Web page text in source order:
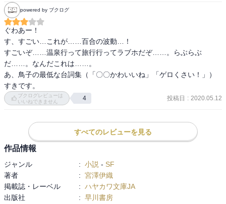
カルトの施設である牧場を残しておくのは危険であると判断し、DS
研は民間軍事会社と空魚と鳥子と共に後始末に向かう。そこにはま
だ残党がいた。
「隣の部屋のパンドラ」
空魚は自分の部屋に帰った時に鉢合わせた隣人に異変を感じる。隣
室はどこか普通ではなく裏世界からの干渉を受け、鳥子と共に乗り
込む。
「招きの湯」
い鳥子は戸惑いながらも過ごすが、夜中に空魚と共に恐怖を経験す
裏世界の夜を乗り越えたいと乗り越えたいと思っていた2人は色々と
準備をして臨む。予行演習の夜は無事に越せたが、本番の夜行では
干渉を受ける。
powered by ブクログ
ぐわあー！
す、すごい…これが……百合の波動…！
すごいぞ……温泉行って旅行行ってラブホだぞ……。らぶらぶ
だ……。なんだこれは……。
あ、鳥子の最低な台詞集（「〇〇かわいいね」「ゲロくさい！」）
すきです。
ブクログレビューは
いいねできません
4 投稿日 : 2020.05.12
すべてのレビューを見る
作品情報
ジャンル : 小説 - SF
著者
: 宮澤伊織
掲載誌・レーベル
: ハヤカワ文庫JA
出版社
: 早川書房